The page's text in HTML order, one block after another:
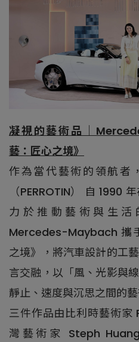
凝視的藝術品｜
藝：匠心之境》
作為當代藝術的領航者
（PERROTIN） 自 1990
力於推動藝術與生
Mercedes-Maybach 攜
之境》，將汽車設計的工
言交融，以「風、光影與
靜止、速度與沉思之間的藝
三件作品由比利時藝術
灣藝術家 Steph